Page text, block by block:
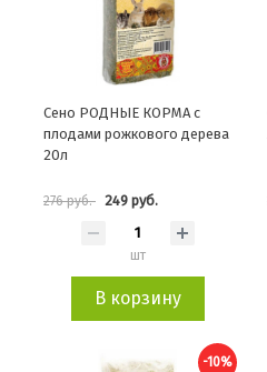
Сено РОДНЫЕ КОРМА с
плодами рожкового дерева
20л
276 руб. 249 руб.
шт
В корзину
-10%